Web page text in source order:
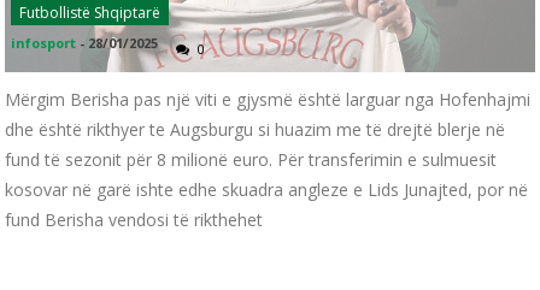
Futbollistë Shqiptarë
infosport - 28/01/2025 0
Mërgim Berisha pas një viti e gjysmë është larguar nga Hofenhajmi
dhe është rikthyer te Augsburgu si huazim me të drejtë blerje në
fund të sezonit për 8 milionë euro. Për transferimin e sulmuesit
kosovar në garë ishte edhe skuadra angleze e Lids Junajted, por në
fund Berisha vendosi të rikthehet